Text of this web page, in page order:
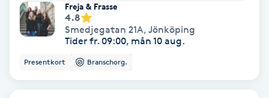
Laserbehandling
Lashlift Keratin
LED-ljusterapi
Freja & Frasse
4.8
Smedjegatan 21A, Jönköping
Tider fr. 09:00, mån 10 aug.
Presentkort Branschorg.